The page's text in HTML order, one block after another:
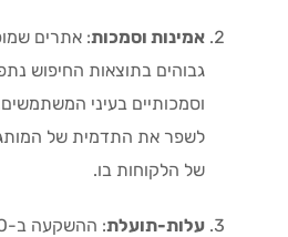
אמינות וסמכות: אתרים
גבוהים בתוצאות החיפוש
וסמכותיים בעיני
לשפר את התדמית של המותג
של הלקוחות בו.
עלות-תועלת